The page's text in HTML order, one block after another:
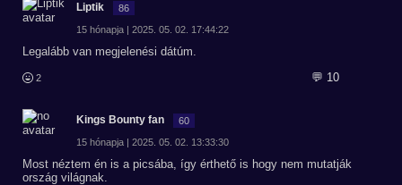
Liptik 86
15 hónapja | 2025. 05. 02. 17:44:22
Legalább van megjelenési dátúm.
2 💬 10
Kings Bounty fan 60
15 hónapja | 2025. 05. 02. 13:33:30
Most néztem én is a picsába, így érthető is hogy nem mutatják
ország világnak.